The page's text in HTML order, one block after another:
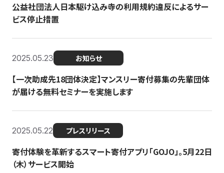
公益社団法人日本駆け込み寺の利用規約違反によるサー
ビス停止措置
2025.05.23 お知らせ
【一次助成先18団体決定】マンスリー寄付募集の先輩団体
が届ける無料セミナーを実施します
2025.05.22 プレスリリース
寄付体験を革新するスマート寄付アプリ「GOJO」。5月22日
（木）サービス開始